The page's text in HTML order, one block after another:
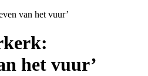
het vuur’